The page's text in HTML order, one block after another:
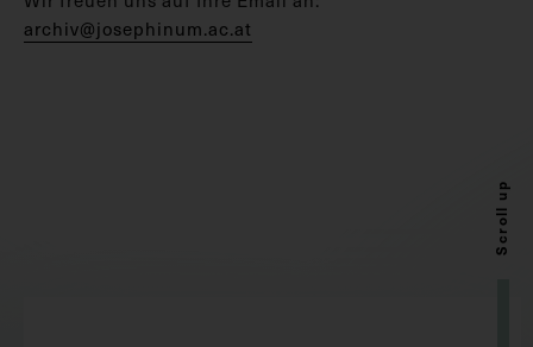
archiv@josephinum.ac.at
Scroll up